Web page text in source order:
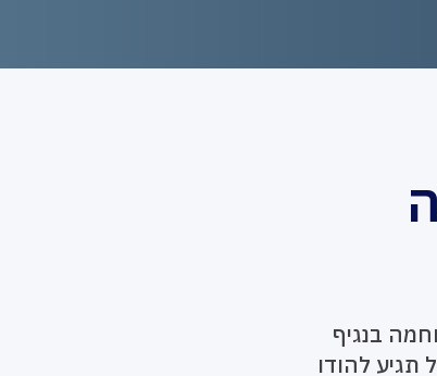
בנגיף
להודו